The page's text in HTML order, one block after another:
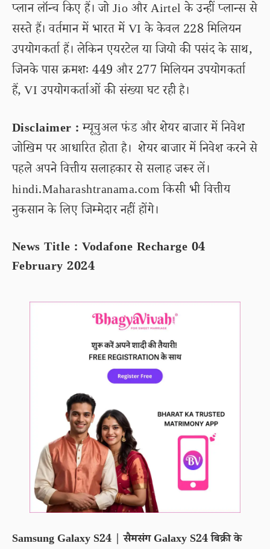
प्लान लॉन्च किए हैं। जो Jio और Airtel के उन्हीं प्लान्स से
सस्ते हैं। वर्तमान में भारत में VI के केवल 228 मिलियन
उपयोगकर्ता हैं। लेकिन एयरटेल या जियो की पसंद के साथ,
जिनके पास क्रमशः 449 और 277 मिलियन उपयोगकर्ता
हैं, VI उपयोगकर्ताओं की संख्या घट रही है।
Disclaimer :म्यूचुअल फंड और शेयर बाजार में निवेश
जोखिम पर आधारित होता है। शेयर बाजार में निवेश करने से
पहले अपने वित्तीय सलाहकार से सलाह जरूर लें।
hindi.Maharashtranama.com किसी भी वित्तीय
नुकसान के लिए जिम्मेदार नहीं होंगे।
News Title : Vodafone Recharge 04
February 2024
Samsung Galaxy S24 | सैमसंग Galaxy S24 बिक्री के